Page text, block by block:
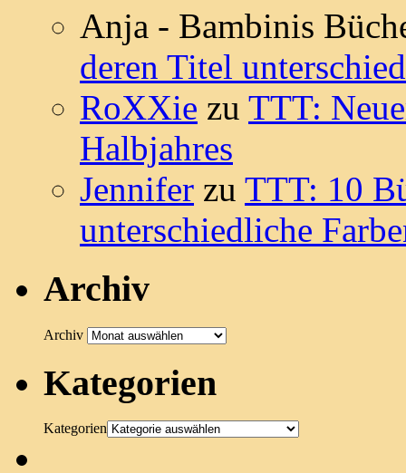
Anja - Bambinis
deren Titel
RoXXie zu TTT:
Halbjahres
Jennifer zu TTT: 10
unterschiedliche
Archiv
Archiv
Kategorien
Kategorien